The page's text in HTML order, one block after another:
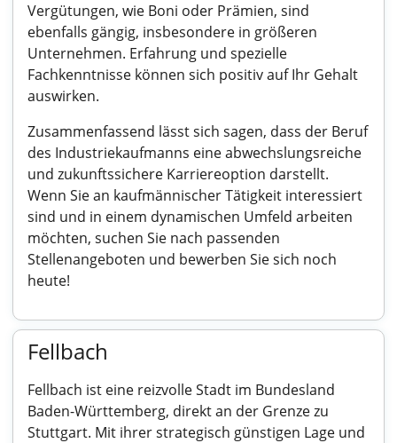
Vergütungen, wie Boni oder Prämien, sind
ebenfalls gängig, insbesondere in größeren
Unternehmen. Erfahrung und spezielle
Fachkenntnisse können sich positiv auf Ihr Gehalt
auswirken.
Zusammenfassend lässt sich sagen, dass der Beruf
des Industriekaufmanns eine abwechslungsreiche
und zukunftssichere Karriereoption darstellt.
Wenn Sie an kaufmännischer Tätigkeit interessiert
sind und in einem dynamischen Umfeld arbeiten
möchten, suchen Sie nach passenden
Stellenangeboten und bewerben Sie sich noch
heute!
Fellbach
Fellbach ist eine reizvolle Stadt im Bundesland
Baden-Württemberg, direkt an der Grenze zu
Stuttgart. Mit ihrer strategisch günstigen Lage und